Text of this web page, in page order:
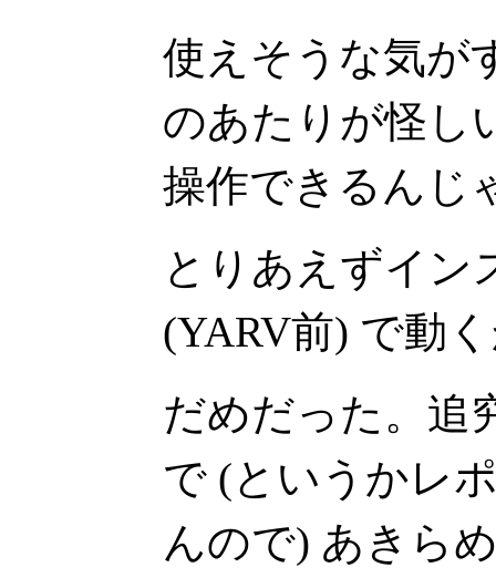
使えそうな気が
のあたりが怪し
操作できるんじ
とりあえずイン
(YARV前) で動
だめだった。追
で (というかレ
んので) あきら